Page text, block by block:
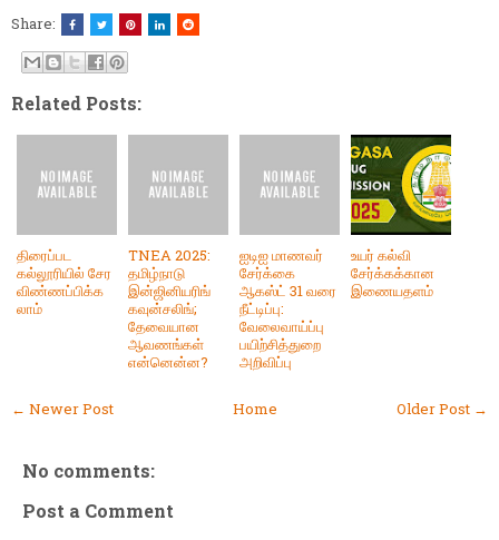
Share:
Related Posts:
திரைப்பட
கல்லூரியில் சேர
விண்ணப்பிக்க
லாம்
TNEA 2025:
தமிழ்நாடு
இன்ஜினியரிங்
கவுன்சலிங்;
தேவையான
ஆவணங்கள்
என்னென்ன?
ஐடிஐ மாணவர்
சேர்க்கை
ஆகஸ்ட் 31 வரை
நீட்டிப்பு:
வேலைவாய்ப்பு
பயிற்சித்துறை
அறிவிப்பு
உயர் கல்வி
சேர்க்கக்கான
இணையதளம்
← Newer Post Older Post →
Home
No comments:
Post a Comment